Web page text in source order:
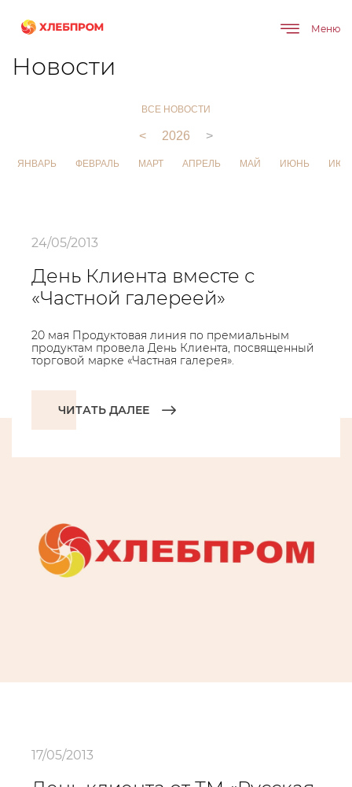
Меню
Главная О компании
Новости
ВСЕ НОВОСТИ
< 2026 >
ЯНВАРЬ ФЕВРАЛЬ МАРТ АПРЕЛЬ МАЙ ИЮНЬ
24/05/2013
День Клиента вместе с
«Частной галереей»
20 мая Продуктовая линия по премиальным
продуктам провела День Клиента, посвященный
торговой марке «Частная галерея».
ЧИТАТЬ ДАЛЕЕ
17/05/2013